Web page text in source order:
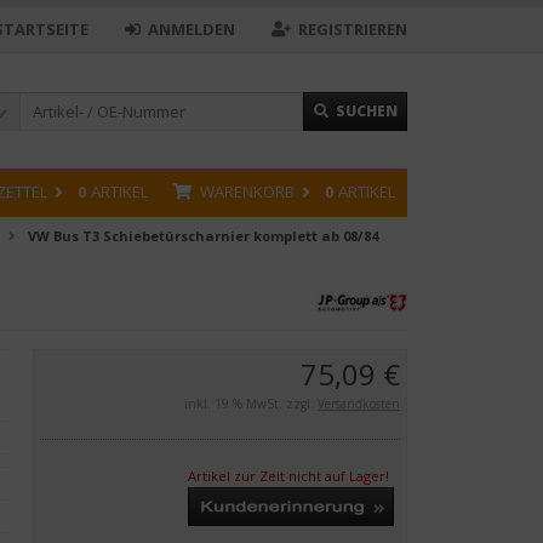
REGISTRIEREN
ANMELDEN
SUCHEN
WARENKORB 0 ARTIKEL
0 ARTIKEL
VW Bus T3 Schiebetürscharnier komplett ab 08/84
75,09 €
inkl. 19 % MwSt. zzgl. Versandkosten
Artikel zur Zeit nicht auf Lager!